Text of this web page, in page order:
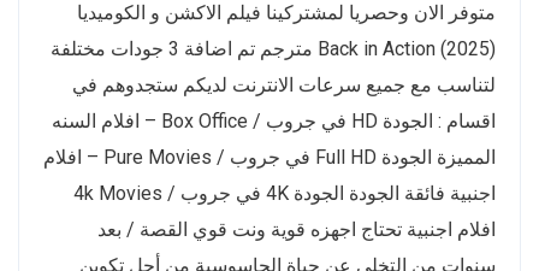
متوفر الان وحصريا لمشتركينا فيلم الاكشن و الكوميديا
Back in Action (2025) مترجم تم اضافة 3 جودات مختلفة
لتناسب مع جميع سرعات الانترنت لديكم ستجدوهم في
اقسام : الجودة HD في جروب / Box Office – افلام السنه
المميزة الجودة Full HD في جروب / Pure Movies – افلام
افلام اجنبية تحتاج اجهزه قوية ونت قوي القصة / بعد
سنوات من التخلي عن حياة الجاسوسية من أجل تكوين